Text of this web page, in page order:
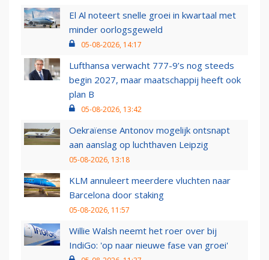
El Al noteert snelle groei in kwartaal met
minder oorlogsgeweld
05-08-2026, 14:17
Lufthansa verwacht 777-9’s nog steeds
begin 2027, maar maatschappij heeft ook
plan B
05-08-2026, 13:42
Oekraïense Antonov mogelijk ontsnapt
aan aanslag op luchthaven Leipzig
05-08-2026, 13:18
KLM annuleert meerdere vluchten naar
Barcelona door staking
05-08-2026, 11:57
Willie Walsh neemt het roer over bij
IndiGo: 'op naar nieuwe fase van groei'